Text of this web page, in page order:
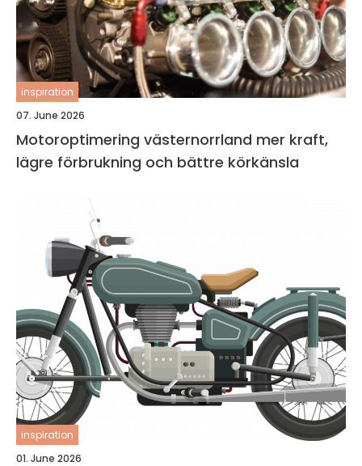
inspiration
07. June 2026
Motoroptimering västernorrland mer kraft,
lägre förbrukning och bättre körkänsla
inspiration
01. June 2026